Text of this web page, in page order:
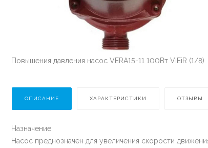
Повышения давления насос VERA15-11 100Вт ViEiR (1/8)
ОПИСАНИЕ ХАРАКТЕРИСТИКИ ОТЗЫВЫ
Назначение:
Насос преднозначен для увеличения скорости